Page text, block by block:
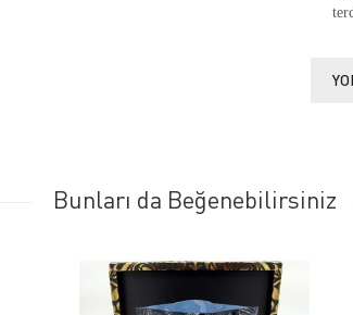
Bunları da Beğenebilirsiniz